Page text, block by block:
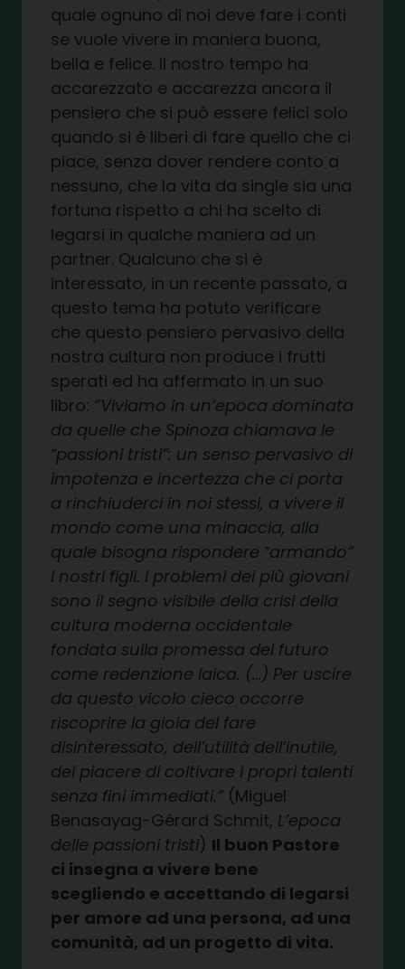
quale ognuno di noi deve fare i conti
se vuole vivere in maniera buona,
bella e felice. Il nostro tempo ha
accarezzato e accarezza ancora il
pensiero che si può essere felici solo
quando si è liberi di fare quello che ci
piace, senza dover rendere conto a
nessuno, che la vita da single sia una
fortuna rispetto a chi ha scelto di
legarsi in qualche maniera ad un
partner. Qualcuno che si è
interessato, in un recente passato, a
questo tema ha potuto verificare
che questo pensiero pervasivo della
nostra cultura non produce i frutti
sperati ed ha affermato in un suo
libro: “Viviamo in un’epoca dominata
da quelle che Spinoza chiamava le
‟passioni tristi”: un senso pervasivo di
impotenza e incertezza che ci porta
a rinchiuderci in noi stessi, a vivere il
mondo come una minaccia, alla
quale bisogna rispondere ‟armando”
i nostri figli. I problemi dei più giovani
sono il segno visibile della crisi della
cultura moderna occidentale
fondata sulla promessa del futuro
come redenzione laica. (…) Per uscire
da questo vicolo cieco occorre
riscoprire la gioia del fare
disinteressato, dell’utilità dell’inutile,
del piacere di coltivare i propri talenti
senza fini immediati.” (Miguel
Benasayag-Gérard Schmit, L’epoca
delle passioni tristi) Il buon Pastore
ci insegna a vivere bene
scegliendo e accettando di legarsi
per amore ad una persona, ad una
comunità, ad un progetto di vita.